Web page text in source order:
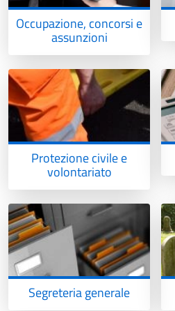
Occupazione, concorsi e
assunzioni
Protezione civile e
volontariato
Segreteria generale